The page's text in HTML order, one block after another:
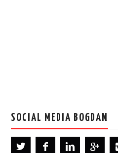
SOCIAL MEDIA BOGDAN